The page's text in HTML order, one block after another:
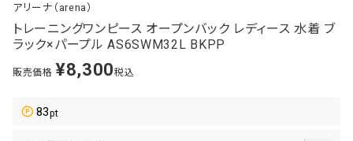
アリーナ（arena）
トレーニングワンピース オープンバック レディース 水着 ブ
ラック×パープル AS6SWM32L BKPP
販売価格 ¥8,300税込
83